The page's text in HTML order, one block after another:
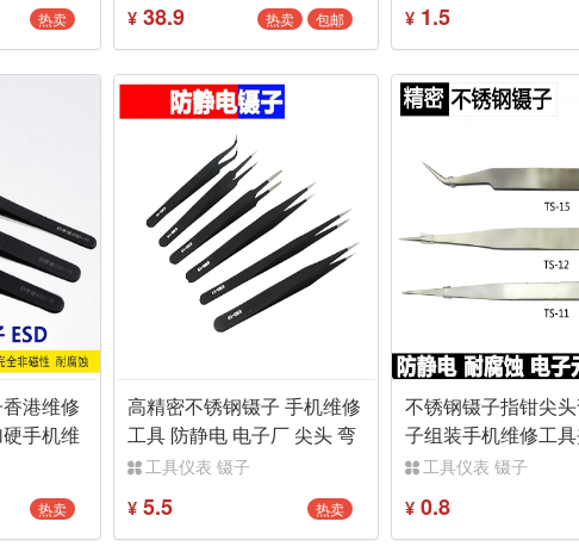
热卖 ¥ 38.9 热卖 包邮 ¥1.5
港维修
手机维
热卖
高精密不锈钢镊子 手机维修
工具 防静电 电子厂 尖头 弯
头工具仪表 镊子
¥ 5.5 热卖
不锈钢镊子指钳尖
子组装手机维修工
用途五六电子
工具仪表 镊子
¥0.8